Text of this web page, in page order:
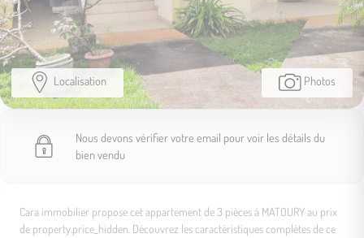
Photos
Localisation
Nous devons vérifier votre email pour voir les détails du
bien vendu
Cara immobilier propose cet appartement de 3 pièces à MATOURY au prix
de property.price_hidden. Découvrez les caractéristiques complètes de ce